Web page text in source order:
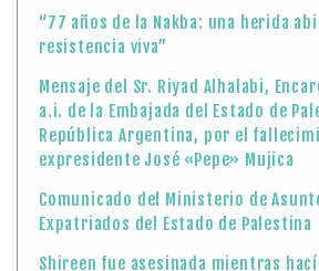
“77 años de la Nakba: una herida
resistencia viva”
Mensaje del Sr. Riyad Alhalabi,
a.i. de la Embajada del Estado de
República Argentina, por el
expresidente José «Pepe» Mujica
Comunicado del Ministerio de
Expatriados del Estado de Palestina
Shireen fue asesinada mientras